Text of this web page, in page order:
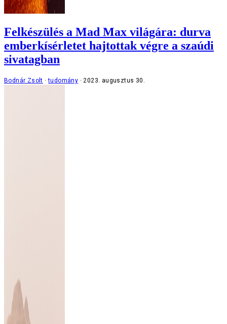
Felkészülés a Mad Max világára: durva
emberkísérletet hajtottak végre a szaúdi
sivatagban
Bodnár Zsolt tudomány 2023. augusztus 30.